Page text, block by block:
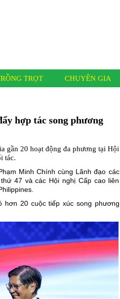
TRỌT CHUYÊN GIA
hợp tác song phương
gần 20 hoạt động đa phương tại Hội
tác.
Minh Chính cùng Lãnh đạo các
47 và các Hội nghị Cấp cao liên
hơn 20 cuộc tiếp xúc song phương